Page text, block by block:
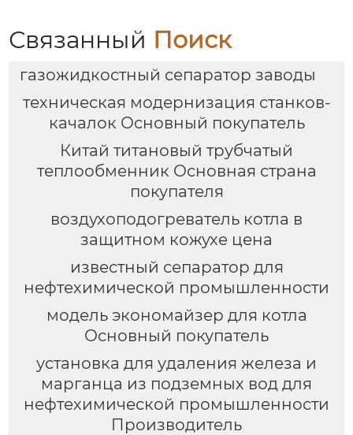
Связанный Поиск
газожидкостный сепаратор заводы
техническая модернизация станков-
качалок Основный покупатель
Китай титановый трубчатый
теплообменник Основная страна
покупателя
воздухоподогреватель котла в
защитном кожухе цена
известный сепаратор для
нефтехимической промышленности
модель экономайзер для котла
Основный покупатель
установка для удаления железа и
марганца из подземных вод для
нефтехимической промышленности
Производитель